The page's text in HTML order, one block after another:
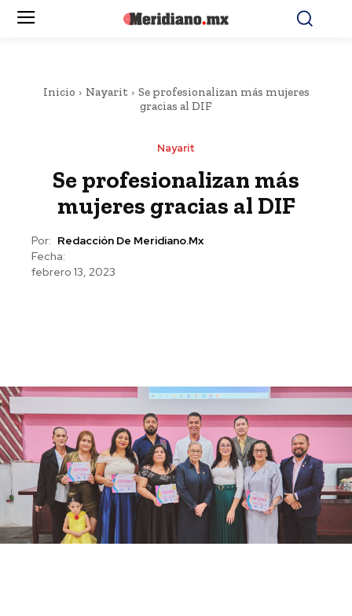
Inicio Nayarit
Se profesionalizan más mujeres
gracias al DIF
Nayarit
Se profesionalizan más
mujeres gracias al DIF
Por: Redacción De Meridiano.mx
Fecha:
febrero 13, 2023